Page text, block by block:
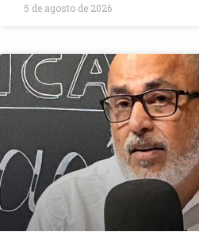
5 de agosto de 2026